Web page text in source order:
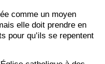
comme un moyen
elle doit prendre en
pour qu’ils se repentent